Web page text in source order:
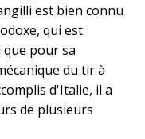
est bien connu
qui est
que pour sa
du tir à
d'Italie, il a
de plusieurs